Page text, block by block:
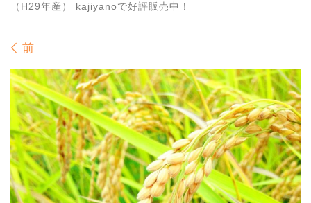
（H29年産） kajiyanoで好評販売中！
画像ナビゲーション
前